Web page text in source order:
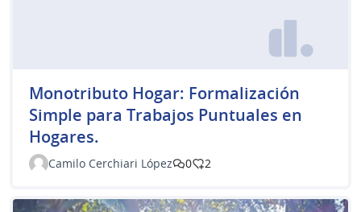
Monotributo Hogar: Formalización
Simple para Trabajos Puntuales en
Hogares.
Camilo Cerchiari López 0 2